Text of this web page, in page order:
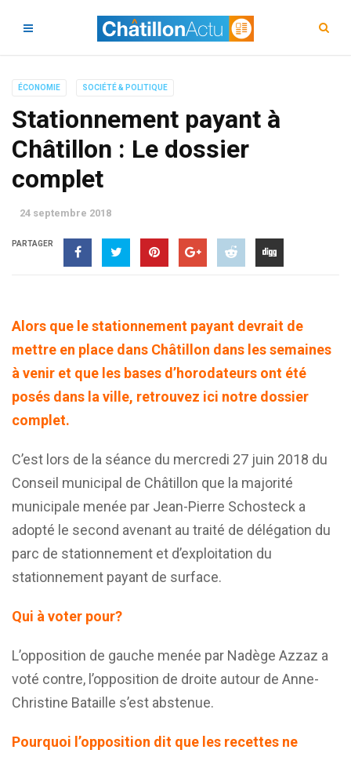
ÉCONOMIE SOCIÉTÉ & POLITIQUE
Stationnement payant à
Châtillon : Le dossier
complet
24 septembre 2018
PARTAGER
Alors que le stationnement payant devrait de
mettre en place dans Châtillon dans les semaines
à venir et que les bases d’horodateurs ont été
posés dans la ville, retrouvez ici notre dossier
complet.
C’est lors de la séance du mercredi 27 juin 2018 du
Conseil municipal de Châtillon que la majorité
municipale menée par Jean-Pierre Schosteck a
adopté le second avenant au traité de délégation du
parc de stationnement et d’exploitation du
stationnement payant de surface.
Qui à voter pour?
L’opposition de gauche menée par Nadège Azzaz a
voté contre, l’opposition de droite autour de Anne-
Christine Bataille s’est abstenue.
Pourquoi l’opposition dit que les recettes ne